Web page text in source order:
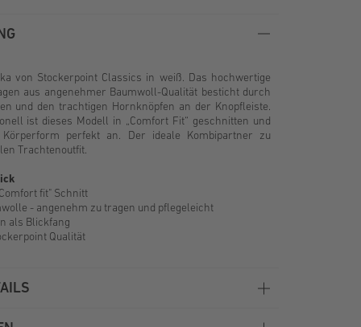
von Stockerpoint Classics in weiß. Das hochwertige
aus angenehmer Baumwoll-Qualität besticht durch
und den trachtigen Hornknöpfen an der Knopfleiste.
ist dieses Modell in „Comfort Fit“ geschnitten und
perfekt an. Der ideale Kombipartner zu
Trachtenoutfit.
fit" Schnitt
- angenehm zu tragen und pflegeleicht
als Blickfang
Qualität